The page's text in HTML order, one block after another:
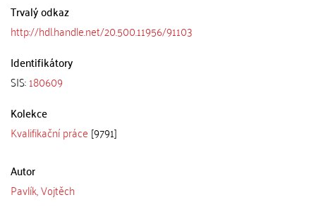
Trvalý odkaz
http://hdl.handle.net/20.500.11956/91103
Identifikátory
SIS:180609
Kolekce
Kvalifikační práce [9791]
Autor
Pavlík, Vojtěch